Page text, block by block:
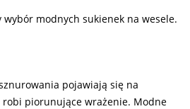
modnych sukienek na wesele.
pojawiają się na
robi piorunujące wrażenie. Modne